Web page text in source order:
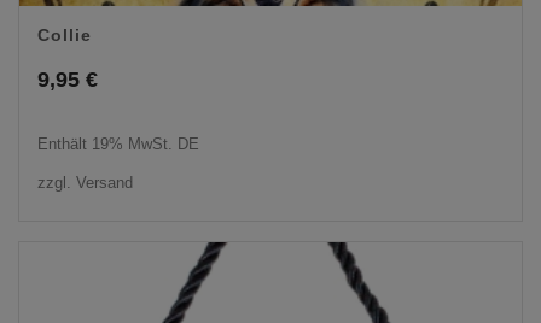
Collie
9,95 €
Enthält 19% MwSt. DE
zzgl. Versand